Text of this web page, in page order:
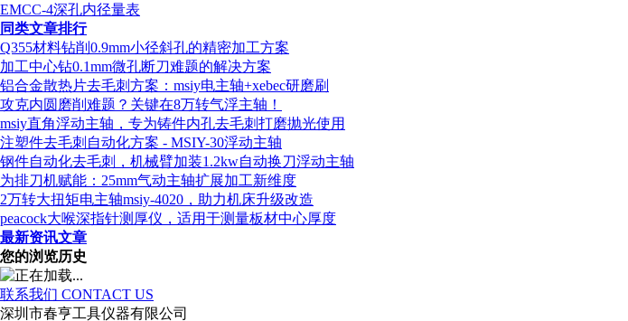
EMCC-4深孔内径量表
同类文章排行
Q355材料钻削0.9mm小径斜孔的精密加工方案
加工中心钻0.1mm微孔断刀难题的解决方案
铝合金散热片去毛刺方案：msiy电主轴+xebec研磨刷
攻克内圆磨削难题？关键在8万转气浮主轴！
msiy直角浮动主轴，专为铸件内孔去毛刺打磨抛光使用
注塑件去毛刺自动化方案 - MSIY-30浮动主轴
钢件自动化去毛刺，机械臂加装1.2kw自动换刀浮动主轴
为排刀机赋能：25mm气动主轴扩展加工新维度
2万转大扭矩电主轴msiy-4020，助力机床升级改造
peacock大喉深指针测厚仪，适用于测量板材中心厚度
最新资讯文章
您的浏览历史
联系我们 CONTACT US
深圳市春亨工具仪器有限公司